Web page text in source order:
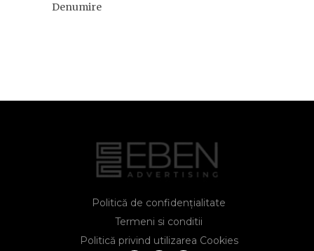
Denumire
Politică de confidențialitate
Termeni si conditii
Politică privind utilizarea Cookies